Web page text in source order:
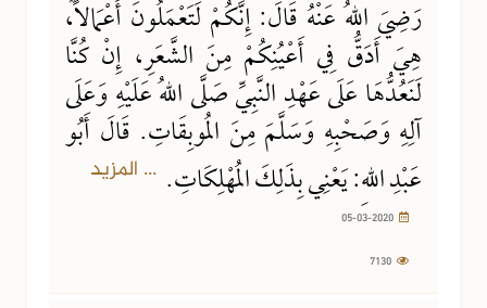
رَضِيَ اللهُ عَنْهُ قَالَ: إِنَّكُمْ لَتَعْمَلُونَ أَعْمَالاً،
هِيَ أَدَقُّ فِي أَعْيُنِكُمْ مِنَ الشَّعَرِ، إِنْ كُنَّا
لَنَعُدُّهَا عَلَى عَهْدِ النَّبِيِّ صَلَّى اللهُ عَلَيْهِ وَعَلَى
آلِهِ وَصَحْبِهِ وَسَلَّمَ مِنَ المُوبِقَاتِ. قَالَ أَبُو
عَبْدِ اللهِ: يَعْنِي بِذَلِكَ المُهْلِكَاتِ. ... المزيد